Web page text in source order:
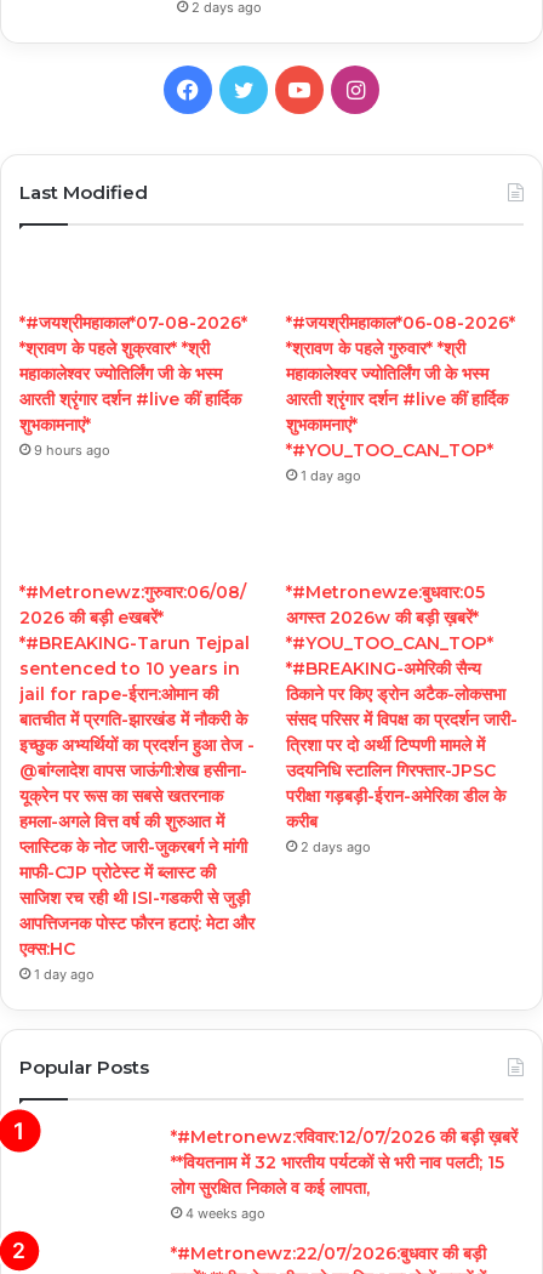
2 days ago
Facebook
TwitterYouTubeInstagram
Last Modified
*#जयश्रीमहाकाल*07-08-2026*
*श्रावण के पहले शुक्रवार* *श्री
महाकालेश्वर ज्योतिर्लिंग जी के भस्म
आरती श्रृंगार दर्शन #live कीं हार्दिक
शुभकामनाएं*
9 hours ago
*#जयश्रीमहाकाल*06-08-2026*
*श्रावण के पहले गुरुवार* *श्री
महाकालेश्वर ज्योतिर्लिंग जी के भस्म
आरती श्रृंगार दर्शन #live कीं हार्दिक
शुभकामनाएं*
*#YOU_TOO_CAN_TOP*
1 day ago
*#Metronewz:गुरुवार:06/08/
2026 की बड़ी eखबरें*
*#BREAKING-Tarun Tejpal
sentenced to 10 years in
jail for rape-ईरान:ओमान की
बातचीत में प्रगति-झारखंड में नौकरी के
इच्छुक अभ्यर्थियों का प्रदर्शन हुआ तेज -
@बांग्लादेश वापस जाऊंगी:शेख हसीना-
यूक्रेन पर रूस का सबसे खतरनाक
हमला-अगले वित्त वर्ष की शुरुआत में
प्लास्टिक के नोट जारी-जुकरबर्ग ने मांगी
माफी-CJP प्रोटेस्ट में ब्लास्ट की
साजिश रच रही थी ISI-गडकरी से जुड़ी
आपत्तिजनक पोस्ट फौरन हटाएं: मेटा और
एक्स:HC
1 day ago
*#Metronewze:बुधवार:05
अगस्त 2026w की बड़ी ख़बरें*
*#YOU_TOO_CAN_TOP*
*#BREAKING-अमेरिकी सैन्य
ठिकाने पर किए ड्रोन अटैक-लोकसभा
संसद परिसर में विपक्ष का प्रदर्शन जारी-
त्रिशा पर दो अर्थी टिप्पणी मामले में
उदयनिधि स्टालिन गिरफ्तार-JPSC
परीक्षा गड़बड़ी-ईरान-अमेरिका डील के
करीब
2 days ago
Popular Posts
*#Metronewz:रविवार:12/07/2026 की बड़ी ख़बरें
**वियतनाम में 32 भारतीय पर्यटकों से भरी नाव पलटी; 15
लोग सुरक्षित निकाले व कई लापता,
4 weeks ago
*#Metronewz:22/07/2026:बुधवार की बड़ी